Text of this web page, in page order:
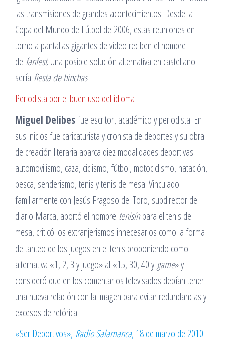
las transmisiones de grandes acontecimientos. Desde la
Copa del Mundo de Fútbol de 2006, estas reuniones en
torno a pantallas gigantes de video reciben el nombre
de fanfest. Una posible solución alternativa en castellano
sería fiesta de hinchas.
Periodista por el buen uso del idioma
Miguel Delibesfue escritor, académico y periodista. En
sus inicios fue caricaturista y cronista de deportes y su obra
de creación literaria abarca diez modalidades deportivas:
automovilismo, caza, ciclismo, fútbol, motociclismo, natación,
pesca, senderismo, tenis y tenis de mesa. Vinculado
familiarmente con Jesús Fragoso del Toro, subdirector del
diario Marca, aportó el nombre tenisínpara el tenis de
mesa, criticó los extranjerismos innecesarios como la forma
de tanteo de los juegos en el tenis proponiendo como
alternativa «1, 2, 3 y juego» al «15, 30, 40 ygame» y
consideró que en los comentarios televisados debían tener
una nueva relación con la imagen para evitar redundancias y
excesos de retórica.
«Ser Deportivos», Radio Salamanca, 18 de marzo de 2010.